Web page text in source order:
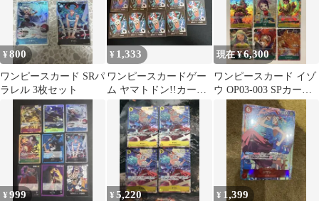
¥800
ワンピースカード SRパ
ラレル 3枚セット
¥ 1,333
ワンピースカードゲー
ム ヤマトドン!!カード
9枚セット※1枚パラレ
ル仕様
現在 ¥6,300
ワンピースカード イゾ
ウ OP03-003 SPカード
9枚セット
¥999 ¥5,220 ¥ 1,399